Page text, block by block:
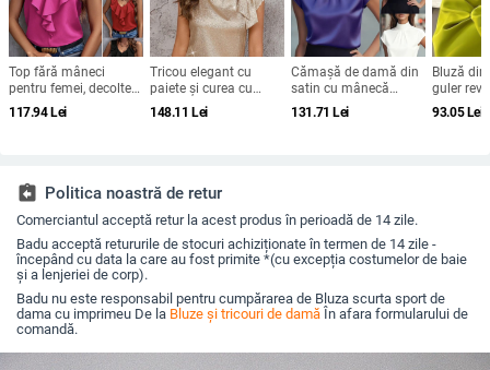
Top fără mâneci
pentru femei, decolteu
în V, poliester, model
solid
117.94Lei
Tricou elegant cu
paiete și curea cu
fundă pentru femei
024 toamna-iarna
148.11 Lei
Cămașă de damă din
satin cu mânecă
scurtă, design plisat,
guler înalt, textură
131.71 Lei
Bluză
guler
solidă,
mâneci
93.05Lei
assignment_return Politica noastră de retur
Comerciantul acceptă retur la acest produs în perioadă de 14 zile.
Badu acceptă retururile de stocuri achiziționate în termen de 14 zile -
începând cu data la care au fost primite *(cu excepția costumelor de baie
și a lenjeriei de corp).
Badu nu este responsabil pentru cumpărarea de Bluza scurta sport de
dama cu imprimeu De la Bluze și tricouri de damă În afara formularului de
comandă.